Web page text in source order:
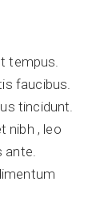
tempus.
faucibus.
tincidunt.
nibh , leo
ante.